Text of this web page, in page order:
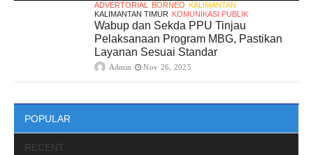
ADVERTORIAL BORNEO KALIMANTAN
KALIMANTAN TIMUR KOMUNIKASI PUBLIK
Wabup dan Sekda PPU Tinjau
Pelaksanaan Program MBG, Pastikan
Layanan Sesuai Standar
Admin Nov 26, 2025
POPULAR
RECENT